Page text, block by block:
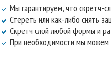
Мы гарантируем, что скретч-
Стереть или как-либо снять
Скретч слой любой формы и
При необходимости мы можем